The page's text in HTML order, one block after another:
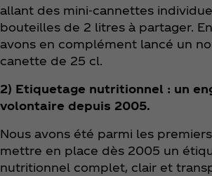
allant des mini-cannettes
bouteilles de 2 litres à partager.
avons en complément lancé un
canette de 25 cl.
2) Etiquetage nutritionnel : un
volontaire depuis 2005.
Nous avons été parmi les
mettre en place dès 2005 un
nutritionnel complet, clair et